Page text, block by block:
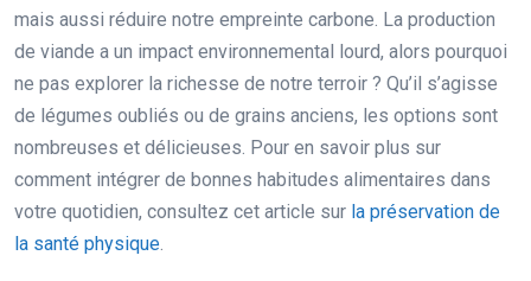
mais aussi réduire notre empreinte carbone. La production
de viande a un impact environnemental lourd, alors pourquoi
ne pas explorer la richesse de notre terroir ? Qu’il s’agisse
de légumes oubliés ou de grains anciens, les options sont
nombreuses et délicieuses. Pour en savoir plus sur
comment intégrer de bonnes habitudes alimentaires dans
votre quotidien, consultez cet article sur la préservation de
la santé physique.